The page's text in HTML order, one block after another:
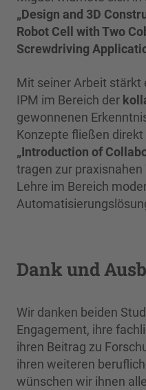
„Design and 3D
Robot Cell with Two
Screwdriving
Mit seiner Arbeit stärkt
IPM im Bereich der
gewonnenen
Konzepte fließen direkt
„Introduction of
tragen zur
Lehre im Bereich
Dank und
Wir danken beiden
Engagement, ihre
ihren Beitrag zu
ihren weiteren
wünschen wir ihnen